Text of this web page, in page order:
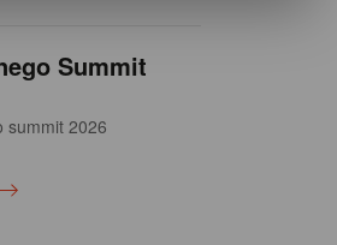
Summit
summit 2026